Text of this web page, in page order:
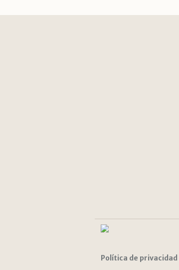
Política de privacidad